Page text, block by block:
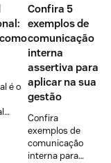
é o
Confira 5
exemplos de
comunicação
interna
assertiva para
aplicar na sua
gestão
Confira
exemplos de
comunicação
interna para